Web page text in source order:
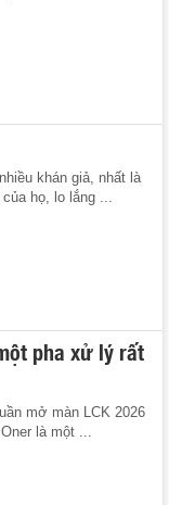
khán giả, nhất là
họ, lo lắng ...
pha xử lý rất
mở màn LCK 2026
là một ...